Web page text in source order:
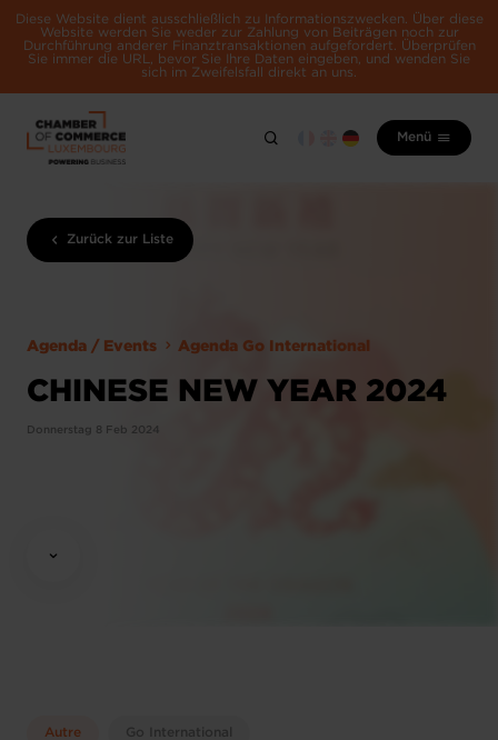
Diese Website dient ausschließlich zu Informationszwecken. Über diese
Website werden Sie weder zur Zahlung von Beiträgen noch zur
Durchführung anderer Finanztransaktionen aufgefordert. Überprüfen
Sie immer die URL, bevor Sie Ihre Daten eingeben, und wenden Sie
sich im Zweifelsfall direkt an uns.
Menü
Zurück zur Liste
Agenda / Events Agenda Go International
CHINESE NEW YEAR 2024
Donnerstag 8 Feb 2024
Autre Go International